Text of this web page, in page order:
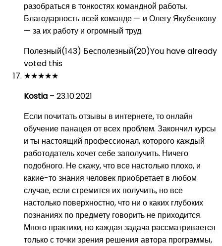
разобраться в тонкостях командной работы.
Благодарность всей команде — и Олегу Якубенкову
— за их работу и огромный труд.
Полезный(143) Бесполезный(20)You have already
voted this
★★★★★
Kostia – 23.10.2021
Если почитать отзывы в интернете, то онлайн
обучение панацея от всех проблем. Закончил курсы
и ты настоящий профессионал, которого каждый
работодатель хочет себе заполучить. Ничего
подобного. Не скажу, что все настолько плохо, и
какие-то знания человек приобретает в любом
случае, если стремится их получить, но все
настолько поверхностно, что ни о каких глубоких
познаниях по предмету говорить не приходится.
Много практики, но каждая задача рассматривается
только с точки зрения решения автора программы,